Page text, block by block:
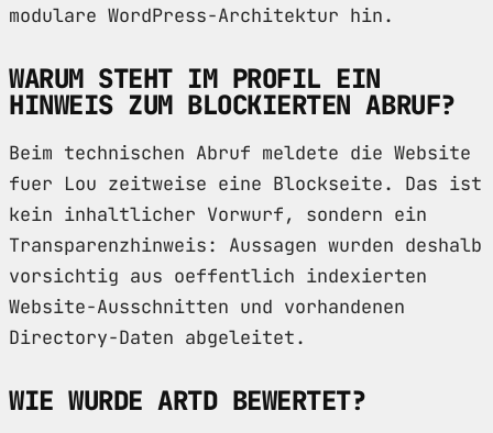
modulare WordPress-Architektur hin.
WARUM STEHT IM PROFIL EIN
HINWEIS ZUM BLOCKIERTEN ABRUF?
Beim technischen Abruf meldete die Website
fuer Lou zeitweise eine Blockseite. Das ist
kein inhaltlicher Vorwurf, sondern ein
Transparenzhinweis: Aussagen wurden deshalb
vorsichtig aus oeffentlich indexierten
Website-Ausschnitten und vorhandenen
Directory-Daten abgeleitet.
WIE WURDE ARTD BEWERTET?